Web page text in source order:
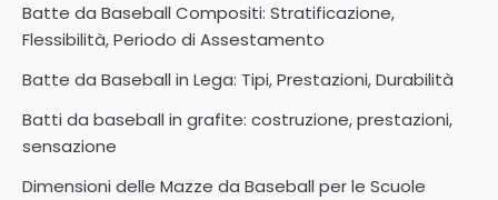
Batte da Baseball Compositi: Stratificazione,
Flessibilità, Periodo di Assestamento
Batte da Baseball in Lega: Tipi, Prestazioni, Durabilità
Batti da baseball in grafite: costruzione, prestazioni,
sensazione
Dimensioni delle Mazze da Baseball per le Scuole